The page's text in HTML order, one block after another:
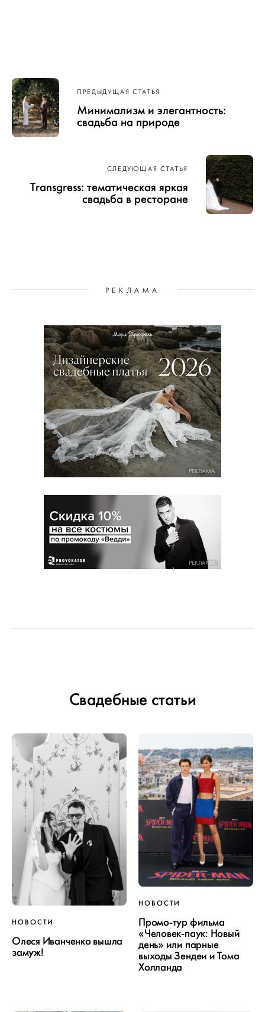
Навигация
по записям
ПРЕДЫДУЩАЯ СТАТЬЯ
Минимализм и элегантность:
свадьба на природе
СЛЕДУЮЩАЯ СТАТЬЯ
Transgress: тематическая яркая
свадьба в ресторане
РЕКЛАМА
РЕКЛАМА
РЕКЛАМА
Свадебные статьи
НОВОСТИ
Олеся Иванченко вышла
замуж!
НОВОСТИ
Промо-тур фильма
«Человек-паук: Новый
день» или парные
выходы Зендеи и Тома
Холланда